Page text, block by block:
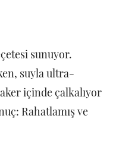
sunuyor.
suyla ultra-
içinde çalkalıyor
Rahatlamış ve